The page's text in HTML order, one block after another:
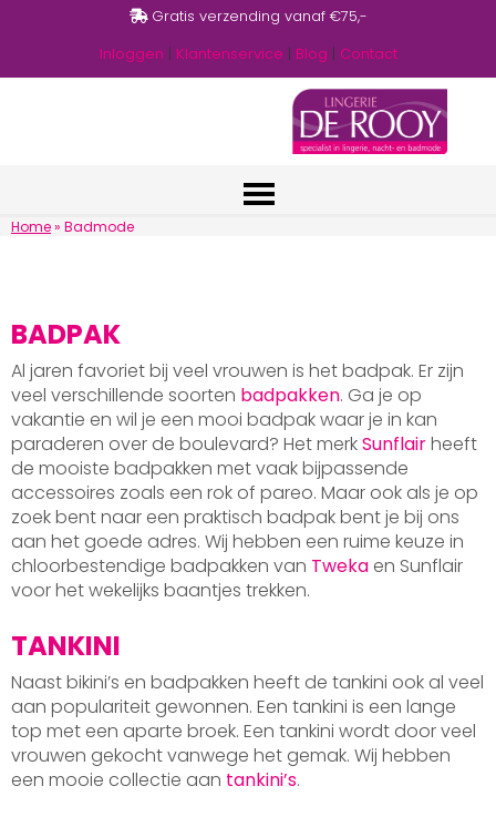
Gratis verzending vanaf €75,-
Inloggen | Klantenservice | Blog | Contact
Home» Badmode
BADPAK
Al jaren favoriet bij veel vrouwen is het badpak. Er zijn
veel verschillende soorten badpakken. Ga je op
vakantie en wil je een mooi badpak waar je in kan
paraderen over de boulevard? Het merkSunflairheeft
de mooiste badpakken met vaak bijpassende
accessoires zoals een rok of pareo. Maar ook als je op
zoek bent naar een praktisch badpak bent je bij ons
aan het goede adres. Wij hebben een ruime keuze in
chloorbestendige badpakken van Tweka en Sunflair
voor het wekelijks baantjes trekken.
TANKINI
Naast bikini’s en badpakken heeft de tankini ook al veel
aan populariteit gewonnen. Een tankini is een lange
top met een aparte broek. Een tankini wordt door veel
vrouwen gekocht vanwege het gemak. Wij hebben
een mooie collectie aan tankini’s.